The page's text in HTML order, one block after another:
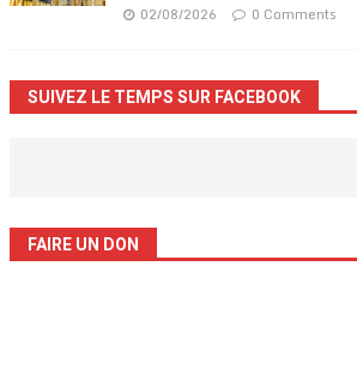
02/08/2026 0 Comments
SUIVEZ LE TEMPS SUR FACEBOOK
FAIRE UN DON